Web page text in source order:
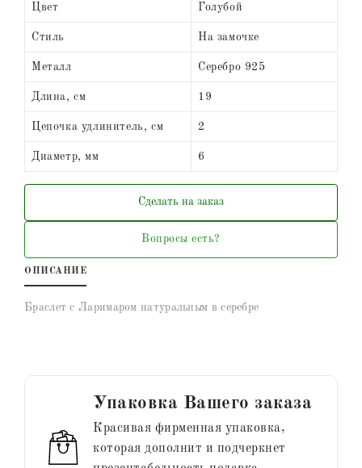
Цвет Голубой
Стиль На замочке
Металл Серебро 925
Длина, см 19
Цепочка удлинитель, см 2
Диаметр, мм 6
Сделать на заказ
Вопросы есть?
ОПИСАНИЕ
Браслет с Ларимаром натуральным в серебре
Упаковка Вашего заказа
Красивая фирменная упаковка,
которая дополнит и подчеркнет